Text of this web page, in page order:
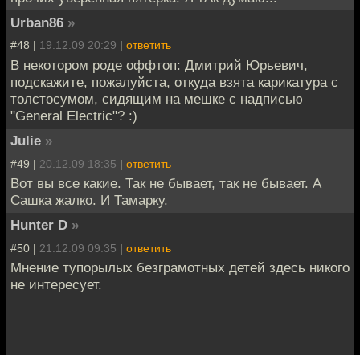
Urban86 »
#48 | 19.12.09 20:29 | ответить
В некотором роде оффтоп: Дмитрий Юрьевич,
подскажите, пожалуйста, откуда взята карикатура с
толстосумом, сидящим на мешке с надписью
"General Electric"? :)
Julie »
#49 | 20.12.09 18:35 | ответить
Вот вы все какие. Так не бывает, так не бывает. А
Сашка жалко. И Тамарку.
Hunter D »
#50 | 21.12.09 09:35 | ответить
Мнение тупорылых безграмотных детей здесь никого
не интересует.